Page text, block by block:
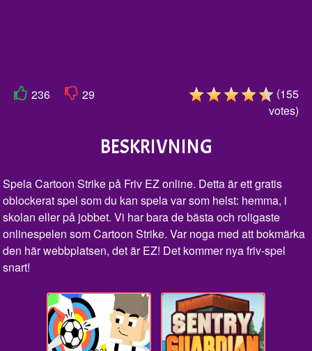
236 29 (155
votes)
BESKRIVNING
Spela Cartoon Strike på Friv EZ online. Detta är ett gratis
oblockerat spel som du kan spela var som helst: hemma, i
skolan eller på jobbet. Vi har bara de bästa och roligaste
onlinespelen som Cartoon Strike. Var noga med att bokmärka
den här webbplatsen, det är EZ! Det kommer nya friv-spel
snart!